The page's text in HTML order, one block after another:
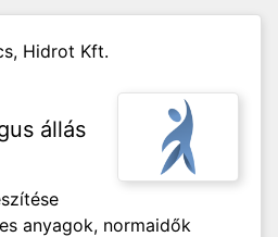
Hidrot Kft.
állás
anyagok, normaidők